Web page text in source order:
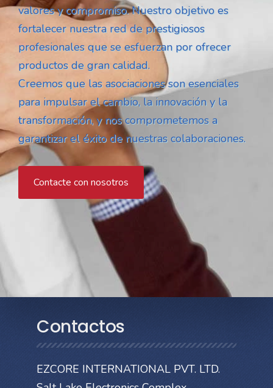
valores y compromiso. Nuestro objetivo es
fortalecer nuestra red de prestigiosos
profesionales que se esfuerzan por ofrecer
productos de gran calidad.
Creemos que las asociaciones son esenciales
para impulsar el cambio, la innovación y la
transformación, y nos comprometemos a
garantizar el éxito de nuestras colaboraciones.
Contacte con nosotros
Contactos
EZCORE INTERNATIONAL PVT. LTD.